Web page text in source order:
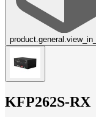
KFP262S-RX